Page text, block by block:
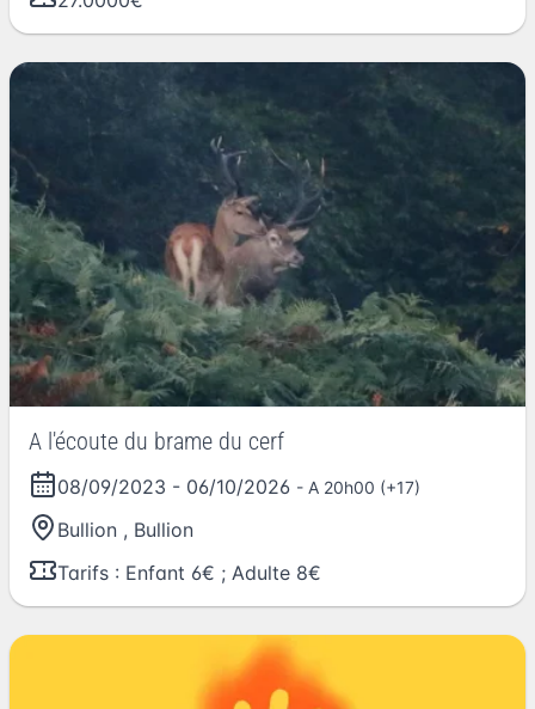
A l'écoute du brame du cerf
08/09/2023 - 06/10/2026 - A 20h00 (+17)
Bullion , Bullion
Tarifs : Enfant 6€ ; Adulte 8€